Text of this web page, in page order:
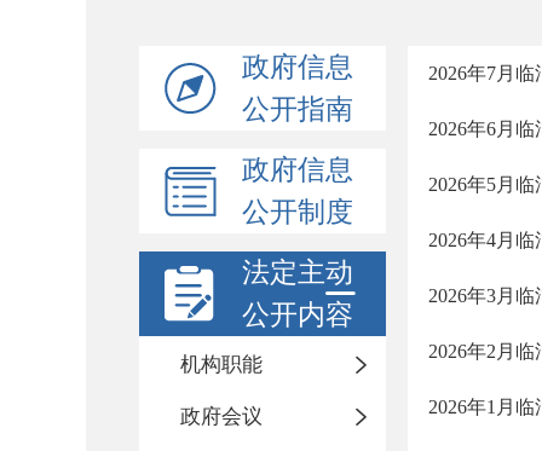
政府信息
公开指南
政府信息
公开制度
法定主动
公开内容
机构职能
政府会议
2026年7月
2026年6月
2026年5月
2026年4月
2026年3月
2026年2月
2026年1月